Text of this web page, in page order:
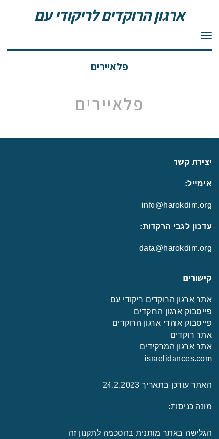
ארגון הרוקדים לריקודי עם
תפריט
פלאיירים
פלאיירים
יצירת קשר
אימייל:
info@harokdim.org
עדכון לגבי הרקדות:
data@harokdim.org
קישורים
אתר ארגון הרוקדים ריקודי עם
פייסבוק ארגון הרוקדים
פייסבוק אוהדי ארגון הרוקדים
אתר רוקדים
אתר ארגון המרקידים
israelidances.com
האתר עודכן בתאריך 24.2.2023
מונה כניסות:
הגלישה באתר מותנית בהסכמה לתקנון זה